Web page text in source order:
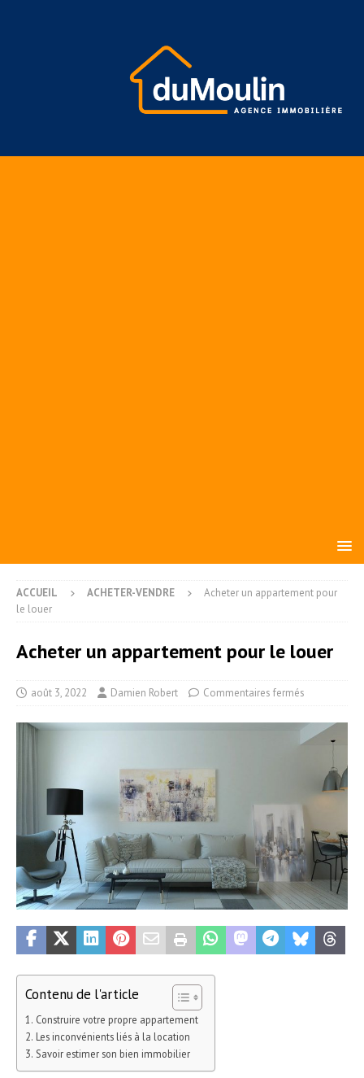
ACCUEIL ACHETER-VENDRE
Acheter un appartement pour
le louer
Acheter un appartement pour le louer
août 3, 2022 Damien Robert Commentaires fermés
Contenu de l'article
Construire votre propre appartement
Les inconvénients liés à la location
Savoir estimer son bien immobilier